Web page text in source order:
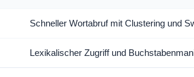
Schneller Wortabruf mit Clustering und
Lexikalischer Zugriff und